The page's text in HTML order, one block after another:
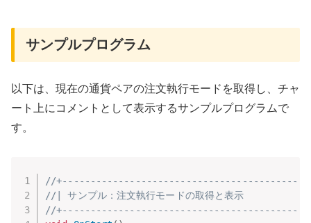
サンプルプログラム
以下は、現在の通貨ペアの注文執行モードを取得し、チャ
ート上にコメントとして表示するサンプルプログラムで
す。
//
//| サンプル：注文執行モードの取得と表示
//